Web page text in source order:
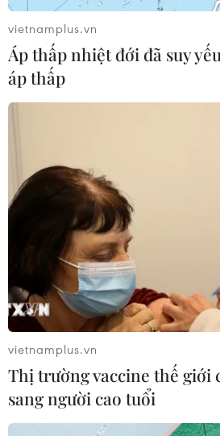
vietnamplus.vn
Áp thấp nhiệt đới đã suy
áp thấp
vietnamplus.vn
Thị trường vaccine thế giới
sang người cao tuổi